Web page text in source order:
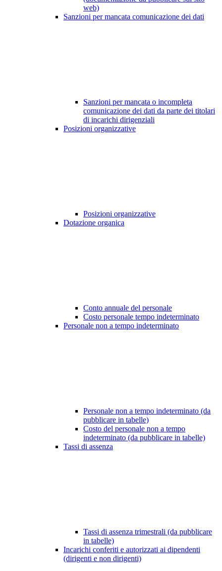
web)
Sanzioni per mancata comunicazione dei dati
Sanzioni per mancata o incompleta
comunicazione dei dati da parte dei titolari
di incarichi dirigenziali
Posizioni organizzative
Posizioni organizzative
Dotazione organica
Conto annuale del personale
Costo personale tempo indeterminato
Personale non a tempo indeterminato
Personale non a tempo indeterminato (da
pubblicare in tabelle)
Costo del personale non a tempo
indeterminato (da pubblicare in tabelle)
Tassi di assenza
Tassi di assenza trimestrali (da pubblicare
in tabelle)
Incarichi conferiti e autorizzati ai dipendenti
(dirigenti e non dirigenti)